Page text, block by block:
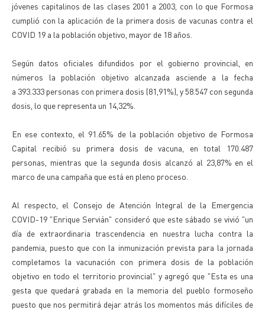
jóvenes capitalinos de las clases 2001 a 2003, con lo que Formosa
cumplió con la aplicación de la primera dosis de vacunas contra el
COVID 19 a la población objetivo, mayor de 18 años.
Según datos oficiales difundidos por el gobierno provincial, en
números la población objetivo alcanzada asciende a la fecha
a 393.333 personas con primera dosis (81,91%), y 58.547 con segunda
dosis, lo que representa un 14,32%.
En ese contexto, el 91.65% de la población objetivo de Formosa
Capital recibió su primera dosis de vacuna, en total
170.487
personas,
mientras que la segunda dosis alcanzó al 23,87% en el
marco de una campaña que está en pleno proceso.
Al respecto, el Consejo de Atención Integral de la Emergencia
COVID-19 "Enrique Servián" consideró que este sábado se vivió "un
día de extraordinaria trascendencia en nuestra lucha contra la
pandemia, puesto que con la inmunización prevista para la jornada
completamos la vacunación con primera dosis de la población
objetivo en todo el territorio provincial" y agregó que "Esta es una
gesta que quedará grabada en la memoria del pueblo formoseño
puesto que nos permitirá dejar atrás los momentos más difíciles de